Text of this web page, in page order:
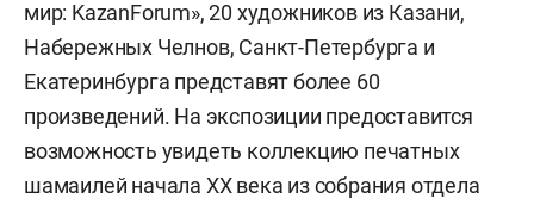
мир: KazanForum», 20 художников из Казани,
Набережных Челнов, Санкт-Петербурга и
Екатеринбурга представят более 60
произведений. На экспозиции предоставится
возможность увидеть коллекцию печатных
шамаилей начала ХХ века из собрания отдела